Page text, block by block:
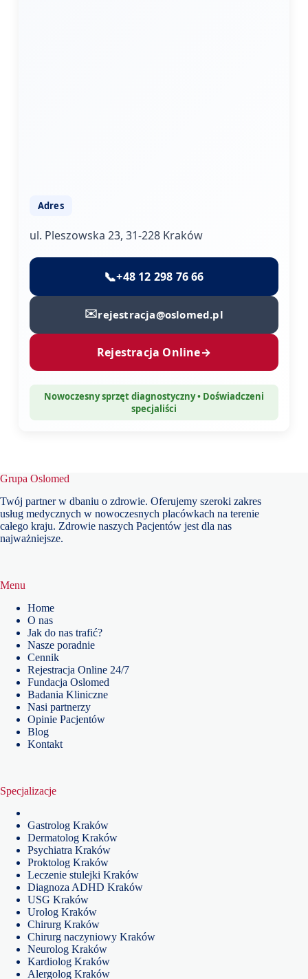
Adres
ul. Pleszowska 23, 31-228 Kraków
📞+48 12 298 76 66
✉️rejestracja@oslomed.pl
Rejestracja Online→
Nowoczesny sprzęt diagnostyczny • Doświadczeni
specjaliści
Grupa Oslomed
Twój partner w dbaniu o zdrowie. Oferujemy szeroki zakres
usług medycznych w nowoczesnych placówkach na terenie
całego kraju. Zdrowie naszych Pacjentów jest dla nas
najważniejsze.
Menu
Home
O nas
Jak do nas trafić?
Nasze poradnie
Cennik
Rejestracja Online 24/7
Fundacja Oslomed
Badania Kliniczne
Nasi partnerzy
Opinie Pacjentów
Blog
Kontakt
Specjalizacje
Gastrolog Kraków
Dermatolog Kraków
Psychiatra Kraków
Proktolog Kraków
Leczenie stulejki Kraków
Diagnoza ADHD Kraków
USG Kraków
Urolog Kraków
Chirurg Kraków
Chirurg naczyniowy Kraków
Neurolog Kraków
Kardiolog Kraków
Alergolog Kraków